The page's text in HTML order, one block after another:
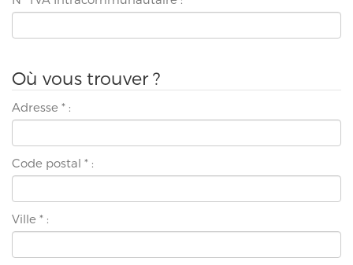
Où vous trouver ?
Adresse * :
Code postal * :
Ville * :